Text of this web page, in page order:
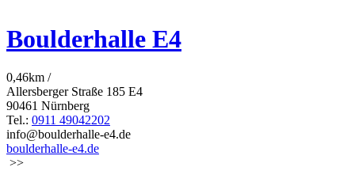
Boulderhalle E4
0,46km /
Allersberger Straße 185 E4
90461 Nürnberg
Tel.: 0911 49042202
info@boulderhalle-e4.de
boulderhalle-e4.de
>>